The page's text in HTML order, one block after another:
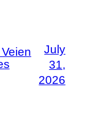
July
31,
2026